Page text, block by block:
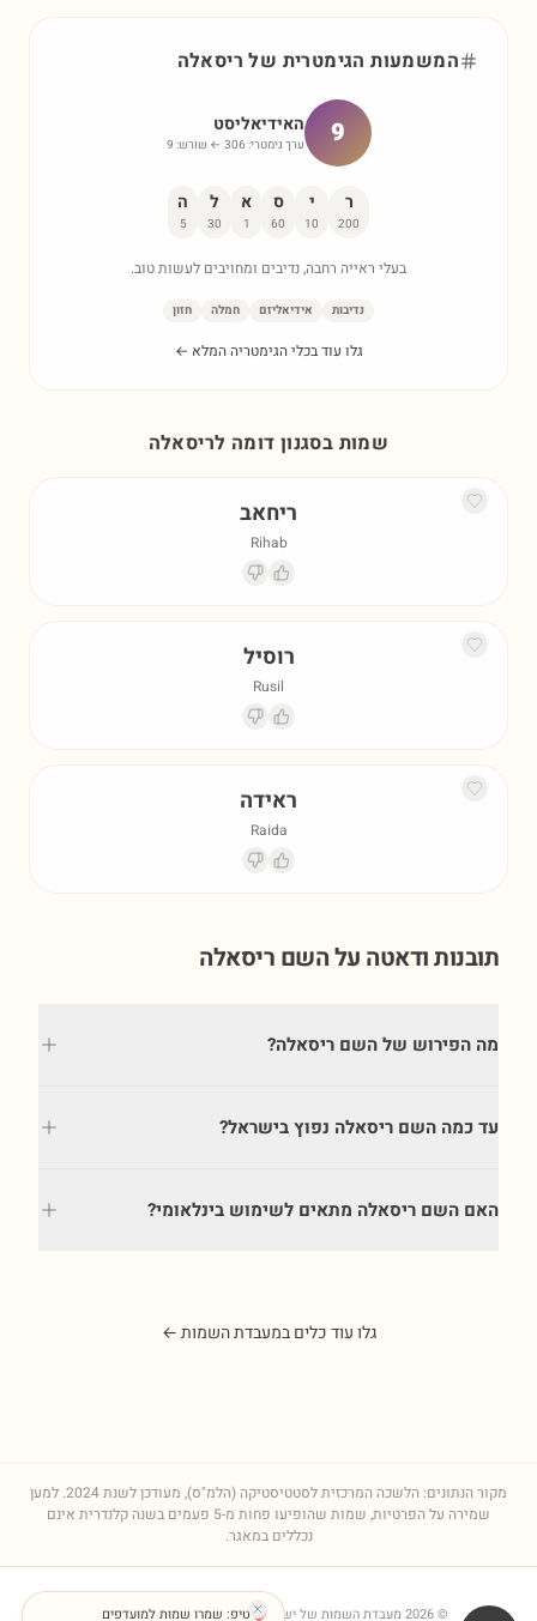
המשמעות הגימטרית של ריסאלה
9 האידיאליסט
ערך גימטרי: 306 ← שורש: 9
ר
200
י
10
ס
60
א
1
ל
30
ה
5
בעלי ראייה רחבה, נדיבים ומחויבים לעשות טוב.
נדיבות אידיאליזם חמלה חזון
גלו עוד בכלי הגימטריה המלא ←
שמות בסגנון דומה לריסאלה
ריחאב
Rihab
רוסיל
Rusil
ראידה
Raida
תובנות ודאטה על השם ריסאלה
מה הפירוש של השם ריסאלה?
עד כמה השם ריסאלה נפוץ בישראל?
האם השם ריסאלה מתאים לשימוש בינלאומי?
גלו עוד כלים במעבדת השמות ←
מקור הנתונים: הלשכה המרכזית לסטטיסטיקה (הלמ"ס), מעודכן לשנת2024. למען
שמירה על הפרטיות, שמות שהופיעו פחות מ-5 פעמים בשנה קלנדרית אינם
נכללים במאגר.
©
2026 מעבדת השמות של ישראל| מגמות, פירושים וסטטיסטיקות
טיפ: שמרו שמות למועדפים